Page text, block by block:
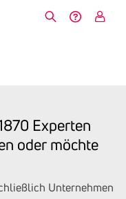
Experten
oder möchte
Unternehmen